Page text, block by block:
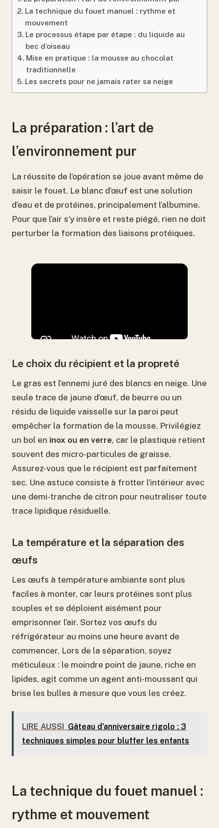
La technique du fouet manuel : rythme et
mouvement
Le processus étape par étape : du liquide au
bec d’oiseau
Mise en pratique : la mousse au chocolat
traditionnelle
Les secrets pour ne jamais rater sa neige
La préparation : l’art de
l’environnement pur
La réussite de l’opération se joue avant même de
saisir le fouet. Le blanc d’œuf est une solution
d’eau et de protéines, principalement l’albumine.
Pour que l’air s’y insère et reste piégé, rien ne doit
perturber la formation des liaisons protéiques.
Le choix du récipient et la propreté
Le gras est l’ennemi juré des blancs en neige. Une
seule trace de jaune d’œuf, de beurre ou un
résidu de liquide vaisselle sur la paroi peut
empêcher la formation de la mousse. Privilégiez
un bol en inox ou en verre, car le plastique retient
souvent des micro-particules de graisse.
Assurez-vous que le récipient est parfaitement
sec. Une astuce consiste à frotter l’intérieur avec
une demi-tranche de citron pour neutraliser toute
trace lipidique résiduelle.
La température et la séparation des
œufs
Les œufs à température ambiante sont plus
faciles à monter, car leurs protéines sont plus
souples et se déploient aisément pour
emprisonner l’air. Sortez vos œufs du
réfrigérateur au moins une heure avant de
commencer. Lors de la séparation, soyez
méticuleux : le moindre point de jaune, riche en
lipides, agit comme un agent anti-moussant qui
brise les bulles à mesure que vous les créez.
LIRE AUSSI
Gâteau d'anniversaire rigolo : 3
techniques simples pour bluffer les enfants
La technique du fouet manuel :
rythme et mouvement